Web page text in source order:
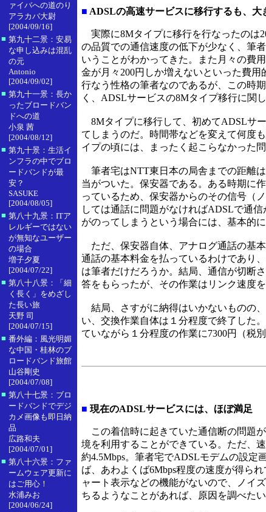
ァイバへの道のり
アラカバ大尉
[2004/09/16]
■ 第九十二景：安易
な申し込みは混乱
の元
Antonio
[2004/09/02]
■ 第九十一景：長か
ったブロードバン
ドへの道
小泉 茜
[2004/08/12]
■ 第九十景：生活イ
ンフラの中でブロ
ードバンドが最
安？
SASUKE
[2004/08/05]
■ 第八十九景：ITア
レルギーではない
が無知なユーザー
の場合
増子夕夏
[2004/07/22]
■ 第八十八景：「細
く長く」をめざし
た長い旅
天野 司
[2004/07/15]
■ 番外編：風光明媚
な中国・桂林のブ
ロードバンド旅館
山谷剛史
[2004/07/08]
■ 第八十七景：ブロ
ードバンドでデジ
カメ画像も即日納
品
広路和夫
[2004/07/01]
■ 第八十六景：ファ
ームウェア更新に
はご用心！
水浦みお
[2004/06/24]
■ ADSLの高速サービスに移行するも、大
実際に8Mタイプに移行を行なったのは
の品質での通信速度の低下が少なく、筆
いうことがわかってきた。また月々の費
金が月々200円しか増えないといった費
行なう性格の筆者なのであるが、この時
く、ADSLサービスの8Mタイプ移行に関
8Mタイプに移行して、初めてADSLサ
てしまうのだ。時間帯などを変えて何度
イプの頃には、まったく起こらなかった
筆者宅はNTT東日本の局舎までの距離
当がついた。保安器である。ある時期に
っているため、保安器からのその信号（
しては通話に問題がなければADSLで通
がのってしまうという場合には、基本的
ただ、保安器自体、アナログ通話の基
通話の基本料金を払っているわけであり
は筆者だけだろうか。結局、通信が切断
答をもらったが、その作業はリンク速度
結局、さすがに納得はいかないものの
い、交換作業自体は１分程度で終了した
ていながら１分程度の作業に7300円（税
■ 現在のADSLサービスには、ほぼ満足
この着信時に起きていた通信断の問題
境を利用することができている。ただ、
約4.5Mbps。筆者宅でADSLモデムの設定
ば、あわよくば6Mbps程度の速度が得ら
ャート表示などの機能がないので、ノイ
ちるようなことがあれば、原因を調べたい